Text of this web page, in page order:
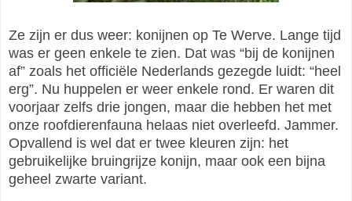
Ze zijn er dus weer: konijnen op Te Werve. Lange tijd
was er geen enkele te zien. Dat was “bij de konijnen
af” zoals het officiële Nederlands gezegde luidt: “heel
erg”. Nu huppelen er weer enkele rond. Er waren dit
voorjaar zelfs drie jongen, maar die hebben het met
onze roofdierenfauna helaas niet overleefd. Jammer.
Opvallend is wel dat er twee kleuren zijn: het
gebruikelijke bruingrijze konijn, maar ook een bijna
geheel zwarte variant.